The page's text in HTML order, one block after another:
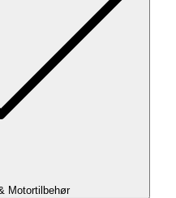
Motortilbehør